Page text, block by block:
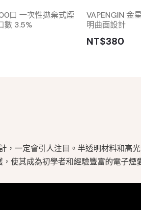
口 一次性拋棄式煙
數 3.5%
VAPENGIN 金
明曲面設計
NT$380
，一定會引人注目。 半透明材料和高
使其成為初學者和經驗豐富的電子煙